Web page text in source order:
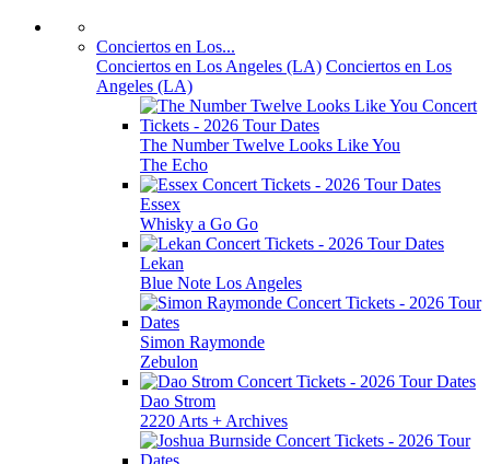
Conciertos en Los...
Conciertos en Los Angeles (LA) Conciertos en Los
Angeles (LA)
The Number Twelve Looks Like You
The Echo
Essex
Whisky a Go Go
Lekan
Blue Note Los Angeles
Simon Raymonde
Zebulon
Dao Strom
2220 Arts + Archives